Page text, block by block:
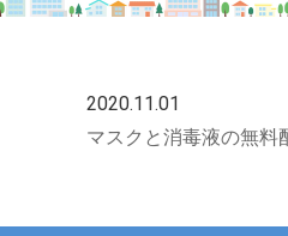
2020.11.01
マスクと消毒液の無料